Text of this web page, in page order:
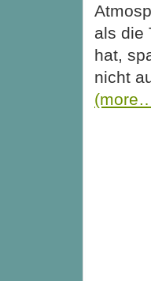
als die
hat,
nicht